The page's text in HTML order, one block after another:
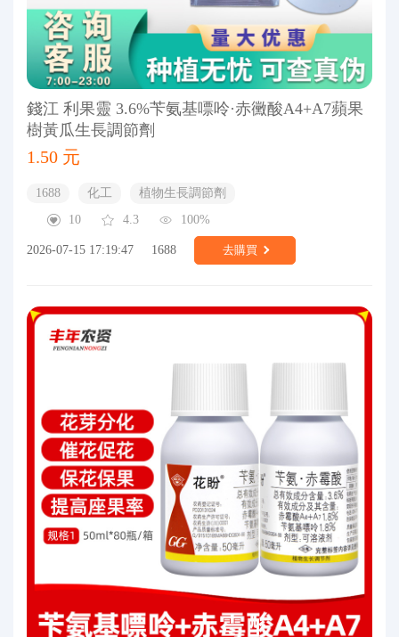
錢江 利果靈 3.6%苄氨基嘌呤·赤黴酸A4+A7蘋果
樹黃瓜生長調節劑
1.50 元
1688 化工
植物生長調節劑
10
4.3 100%
2026-07-15 17:19:47 1688 去購買